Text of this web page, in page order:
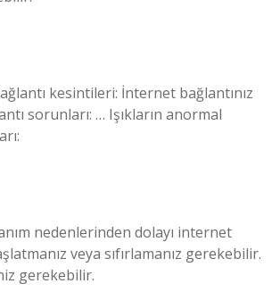
kesintileri: İnternet bağlantınız
sorunları: … Işıkların anormal
nedenlerinden dolayı internet
veya sıfırlamanız gerekebilir.
gerekebilir.